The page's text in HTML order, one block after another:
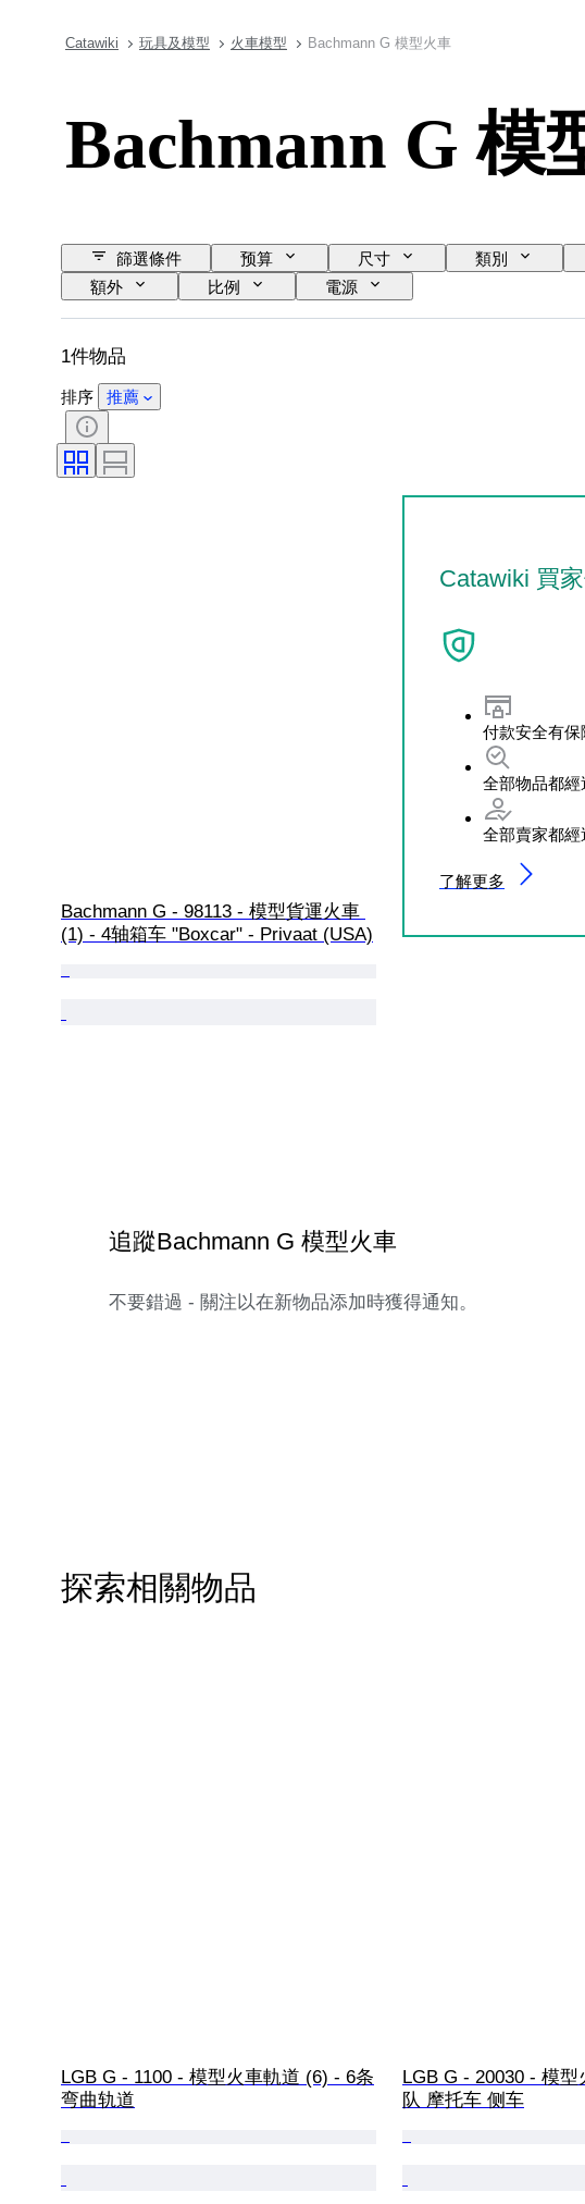
Catawiki 玩具及模型 火車模型 Bachmann G 模型火車
Bachmann G 模
篩選條件 预算 尺寸 類別
額外
比例 電源
1件物品
排序 推薦
Bachmann G - 98113 - 模型貨運火車
(1) - 4轴箱车 "Boxcar" - Privaat (USA)
Catawiki 買
付款安全有保
全部物品都經
全部賣家都經
了解更多
追蹤Bachmann G 模型火車
不要錯過 - 關注以在新物品添加時獲得通知。
探索相關物品
LGB G - 1100 - 模型火車軌道 (6) - 6条
弯曲轨道
LGB G - 20030 - 模
队 摩托车 侧车